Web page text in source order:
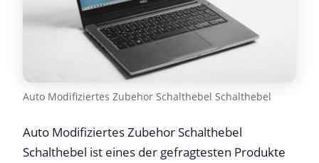
Auto Modifiziertes Zubehor Schalthebel Schalthebel
Auto Modifiziertes Zubehor Schalthebel
Schalthebel ist eines der gefragtesten Produkte